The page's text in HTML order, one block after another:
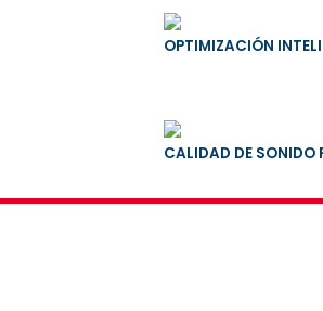
OPTIMIZACIÓN
CALIDAD DE SONIDO